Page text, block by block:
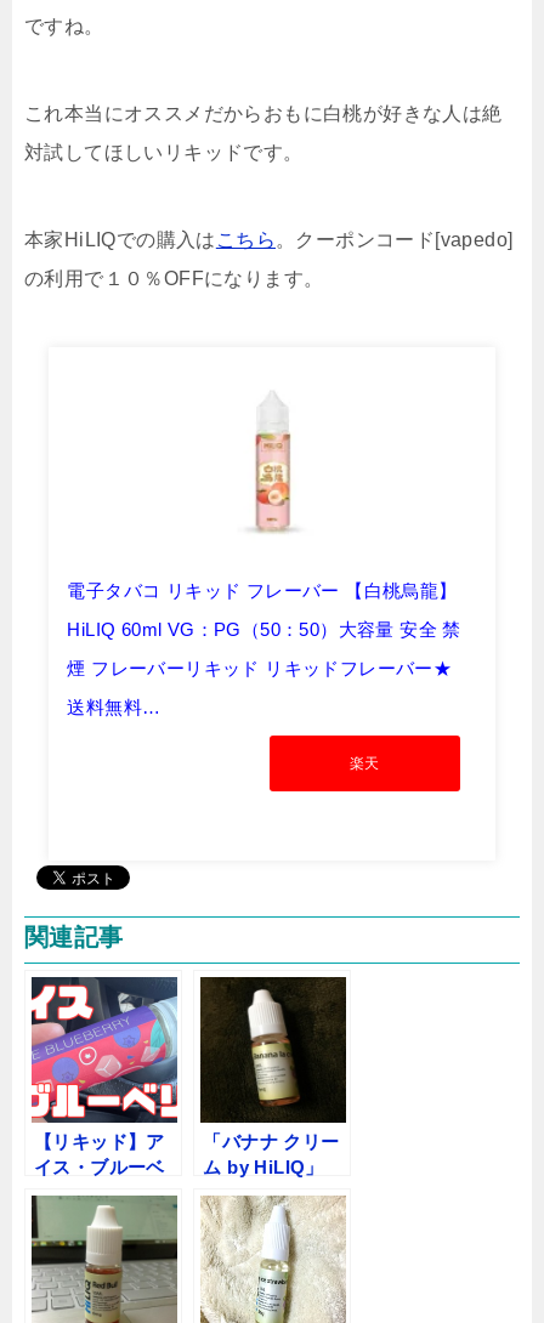
ですね。
これ本当にオススメだからおもに白桃が好きな人は絶
対試してほしいリキッドです。
本家HiLIQでの購入は こちら 。クーポンコード[vapedo]
の利用で１０％OFFになります。
電子タバコ リキッド フレーバー 【白桃烏龍】
HiLIQ 60ml VG：PG（50：50）大容量 安全 禁
煙 フレーバーリキッド リキッドフレーバー★
送料無料…
楽天
関連記事
【リキッド】ア
イス・ブルーベ
リー【HiLIQ】レ
ビュー
「バナナ クリー
ム by HiLIQ」
VAPEリキッドレ
ビュー